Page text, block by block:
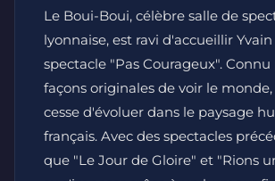
Le Boui-Boui, célèbre salle de
lyonnaise, est ravi d'accueillir
spectacle "Pas Courageux". Connu
façons originales de voir le monde,
cesse d'évoluer dans le paysage
français. Avec des spectacles
que "Le Jour de Gloire" et "Rions